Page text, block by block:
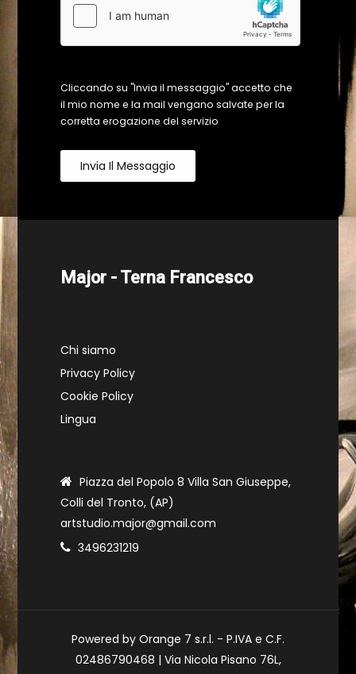
Cliccando su "Invia il messaggio" accetto che
il mio nome e la mail vengano salvate per la
corretta erogazione del servizio
Invia Il Messaggio
Major - Terna Francesco
Chi siamo
Privacy Policy
Cookie Policy
Lingua
Piazza del Popolo 8 Villa San Giuseppe,
Colli del Tronto, (AP)
artstudio.major@gmail.com
3496231219
Powered by Orange 7 s.r.l. - P.IVA e C.F.
02486790468 | Via Nicola Pisano 76L,